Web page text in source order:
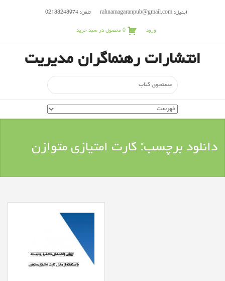
ایمیل: rahnamagaranpub@gmail.com تلفن: 02188248974
ورود 0 محصول در سبد خرید
انتشارات رهنماگران مدیریت
جستجو
برای:
دانلود برچسب: کارت امتيازي متوازن